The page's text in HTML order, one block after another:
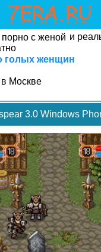
порно с женой и
голых женщин
Москве
3.0 Windows